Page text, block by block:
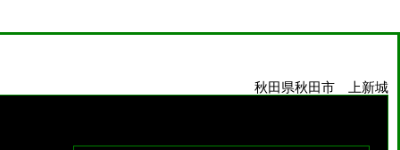
秋田県秋田市 上新城